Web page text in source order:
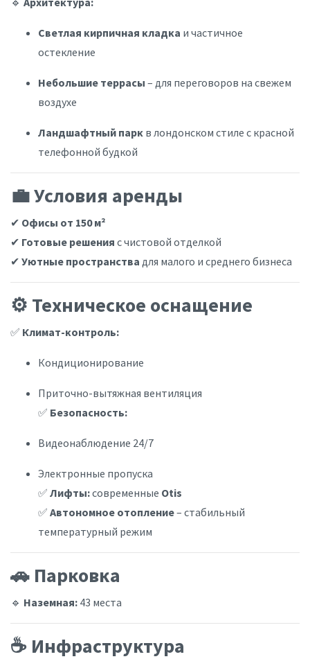
Светлая кирпичная кладка и частичное
остекление
Небольшие террасы – для переговоров на свежем
воздухе
Ландшафтный парк в лондонском стиле с красной
телефонной будкой
💼 Условия аренды
✔ Офисы от 150 м²
✔ Готовые решения с чистовой отделкой
✔ Уютные пространства для малого и среднего бизнеса
⚙️ Техническое оснащение
✅ Климат-контроль:
Кондиционирование
Приточно-вытяжная вентиляция
✅ Безопасность:
Видеонаблюдение 24/7
Электронные пропуска
✅ Лифты:современные Otis
✅ Автономное отопление– стабильный
температурный режим
🚗 Парковка
🔹 Наземная: 43 места
☕ Инфраструктура